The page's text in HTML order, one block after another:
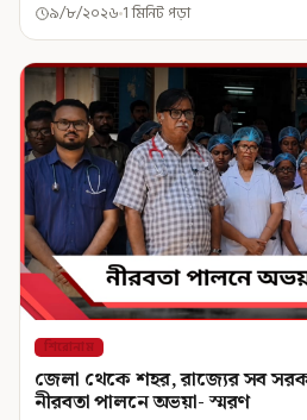
৯/৮/২০২৬ 1 মিনিট পড়া
শিরোনাম
জেলা থেকে শহর, রাজ্যের সব
নীরবতা পালনে অভয়া- স্মরণ